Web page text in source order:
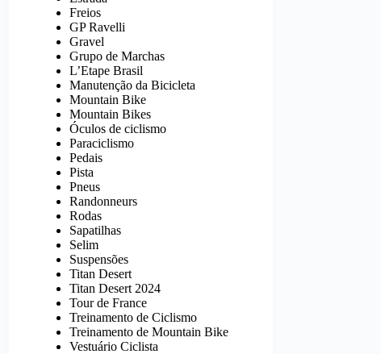
Freios
GP Ravelli
Gravel
Grupo de Marchas
L’Etape Brasil
Manutenção da Bicicleta
Mountain Bike
Mountain Bikes
Óculos de ciclismo
Paraciclismo
Pedais
Pista
Pneus
Randonneurs
Rodas
Sapatilhas
Selim
Suspensões
Titan Desert
Titan Desert 2024
Tour de France
Treinamento de Ciclismo
Treinamento de Mountain Bike
Vestuário Ciclista